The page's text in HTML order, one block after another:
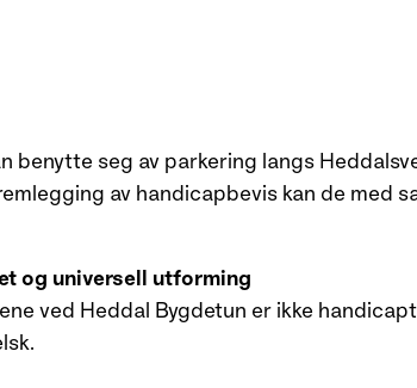
benytte seg av parkering langs
av handicapbevis kan de med
og universell utforming
ved Heddal Bygdetun er ikke